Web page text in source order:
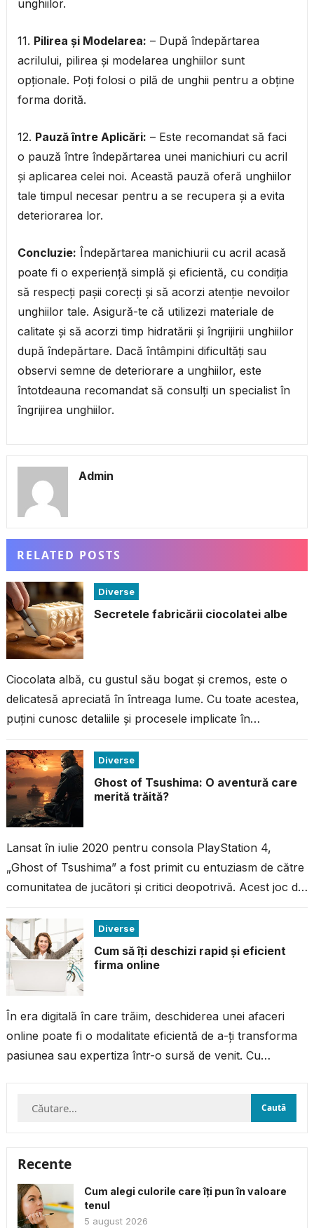
unghiilor.
11. Pilirea și Modelarea: – După îndepărtarea
acrilului, pilirea și modelarea unghiilor sunt
opționale. Poți folosi o pilă de unghii pentru a obține
forma dorită.
12. Pauză între Aplicări: – Este recomandat să faci
o pauză între îndepărtarea unei manichiuri cu acril
și aplicarea celei noi. Această pauză oferă unghiilor
tale timpul necesar pentru a se recupera și a evita
deteriorarea lor.
Concluzie: Îndepărtarea manichiurii cu acril acasă
poate fi o experiență simplă și eficientă, cu condiția
să respecți pașii corecți și să acorzi atenție nevoilor
unghiilor tale. Asigură-te că utilizezi materiale de
calitate și să acorzi timp hidratării și îngrijirii unghiilor
după îndepărtare. Dacă întâmpini dificultăți sau
observi semne de deteriorare a unghiilor, este
întotdeauna recomandat să consulți un specialist în
îngrijirea unghiilor.
Admin
RELATED POSTS
Diverse
Secretele fabricării ciocolatei albe
Ciocolata albă, cu gustul său bogat și cremos, este o
delicatesă apreciată în întreaga lume. Cu toate acestea,
puțini cunosc detaliile și procesele implicate în
Diverse
Ghost of Tsushima: O aventură care
merită trăită?
Lansat în iulie 2020 pentru consola PlayStation 4,
„Ghost of Tsushima” a fost primit cu entuziasm de către
comunitatea de jucători și critici deopotrivă. Acest joc de
Diverse
Cum să îți deschizi rapid și eficient
firma online
În era digitală în care trăim, deschiderea unei afaceri
online poate fi o modalitate eficientă de a-ți transforma
pasiunea sau expertiza într-o sursă de venit. Cu
Caută
Recente
Cum alegi culorile care îți pun în valoare
tenul
5 august 2026